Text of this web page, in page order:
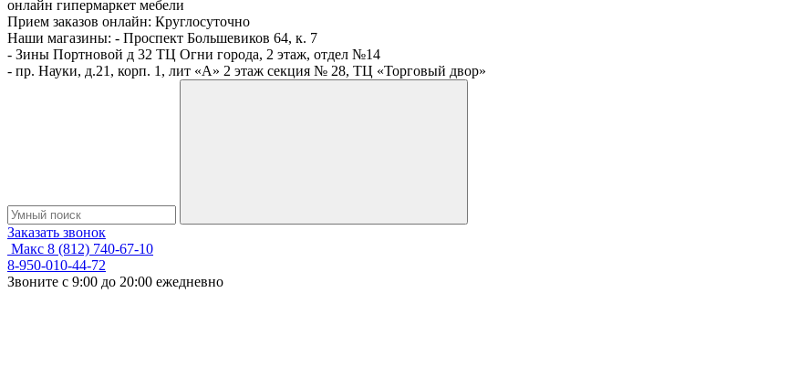
онлайн гипермаркет мебели
Прием заказов онлайн: Круглосуточно
Наши магазины: - Проспект Большевиков 64, к. 7
- Зины Портновой д 32 ТЦ Огни города, 2 этаж, отдел №14
- пр. Науки, д.21, корп. 1, лит «А» 2 этаж секция № 28, ТЦ «Торговый двор»
Заказать звонок
Макс 8 (812) 740-67-10
8-950-010-44-72
Звоните с 9:00 до 20:00 ежедневно